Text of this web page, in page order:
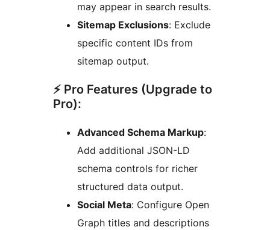
may appear in search results.
Sitemap Exclusions: Exclude
specific content IDs from
sitemap output.
⚡ Pro Features (Upgrade to
Pro):
Advanced Schema Markup:
Add additional JSON-LD
schema controls for richer
structured data output.
Social Meta: Configure Open
Graph titles and descriptions